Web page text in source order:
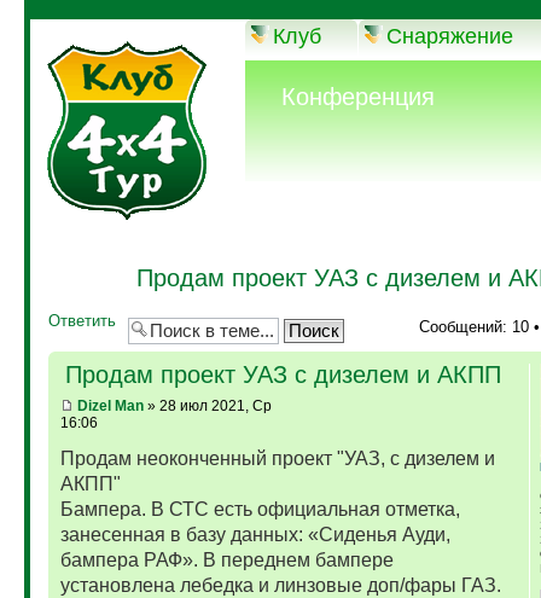
Клуб Снаряжение
Конференция
Продам проект УАЗ с дизелем и
Ответить Сообщений: 10
Продам проект УАЗ с дизелем и АКПП
Dizel Man» 28 июл 2021, Ср
16:06
Продам неоконченный проект "УАЗ, с дизелем и
АКПП"
Бампера. В СТС есть официальная отметка,
занесенная в базу данных: «Сиденья Ауди,
бампера РАФ». В переднем бампере
установлена лебедка и линзовые доп/фары ГАЗ.